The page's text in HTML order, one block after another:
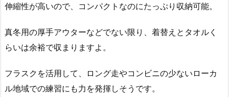
伸縮性が高いので、コンパクトなのにたっぷり収納可能。
真冬用の厚手アウターなどでない限り、着替えとタオルく
らいは余裕で収まりますよ。
フラスクを活用して、ロング走やコンビニの少ないローカ
ル地域での練習にも力を発揮しそうです。